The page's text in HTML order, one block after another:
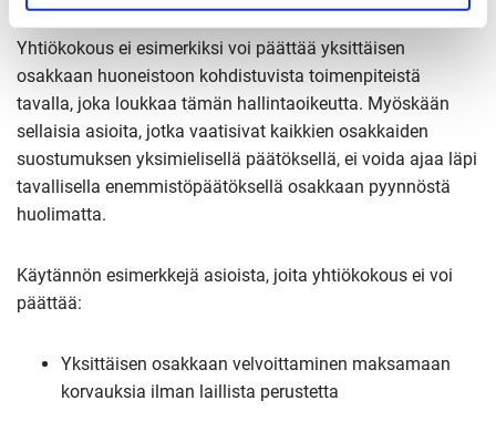
Yhtiökokous ei esimerkiksi voi päättää yksittäisen
osakkaan huoneistoon kohdistuvista toimenpiteistä
tavalla, joka loukkaa tämän hallintaoikeutta. Myöskään
sellaisia asioita, jotka vaatisivat kaikkien osakkaiden
suostumuksen yksimielisellä päätöksellä, ei voida ajaa läpi
tavallisella enemmistöpäätöksellä osakkaan pyynnöstä
huolimatta.
Käytännön esimerkkejä asioista, joita yhtiökokous ei voi
päättää:
Yksittäisen osakkaan velvoittaminen maksamaan
korvauksia ilman laillista perustetta